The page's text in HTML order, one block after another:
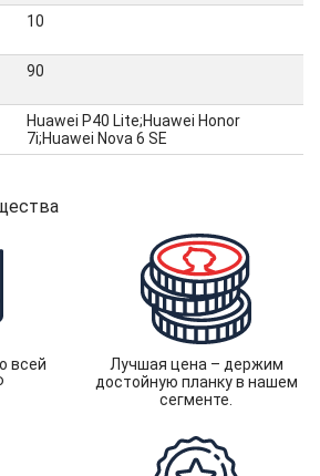
10
90
Huawei P40 Lite;Huawei Honor
7i;Huawei Nova 6 SE
всей
Лучшая цена – держим
достойную планку в нашем
сегменте.